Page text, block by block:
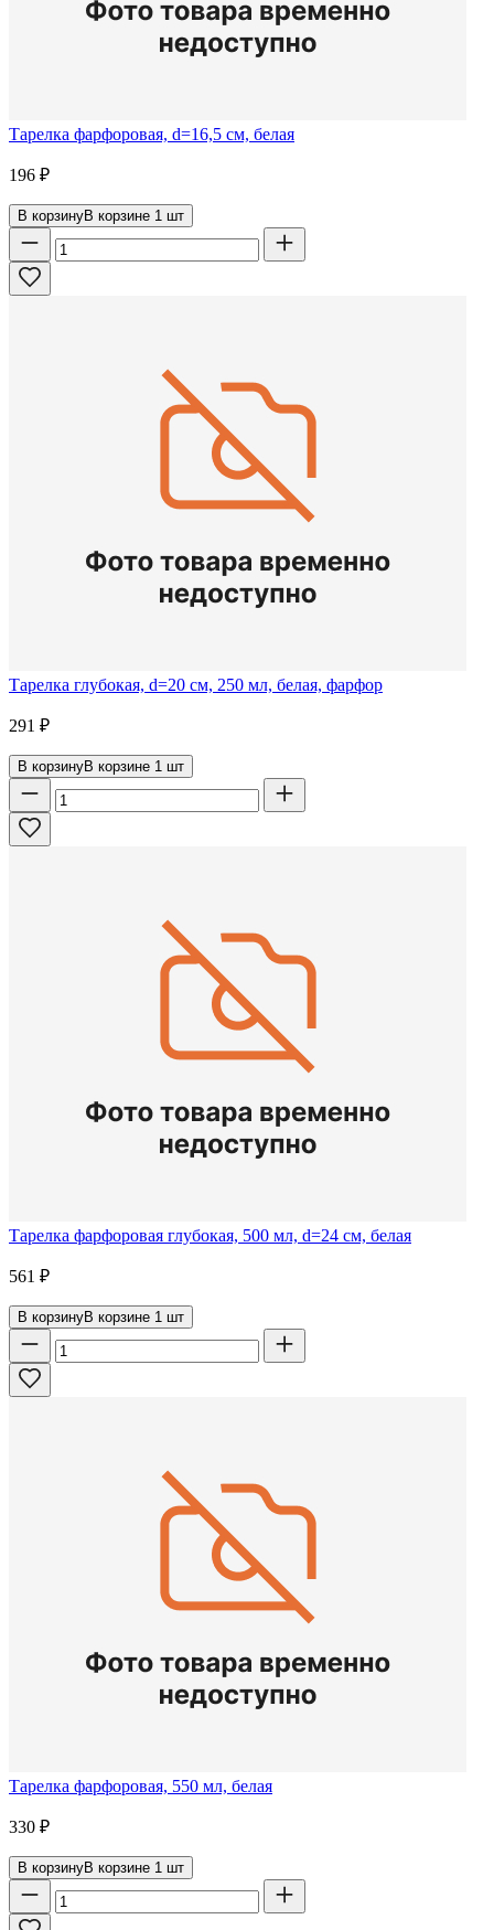
Тарелка фарфоровая, d=16,5 см, белая
196 ₽
В корзинуВ корзине 1 шт
Тарелка глубокая, d=20 см, 250 мл, белая, фарфор
291 ₽
В корзинуВ корзине 1 шт
Тарелка фарфоровая глубокая, 500 мл, d=24 см, белая
561 ₽
В корзинуВ корзине 1 шт
Тарелка фарфоровая, 550 мл, белая
330 ₽
В корзинуВ корзине 1 шт